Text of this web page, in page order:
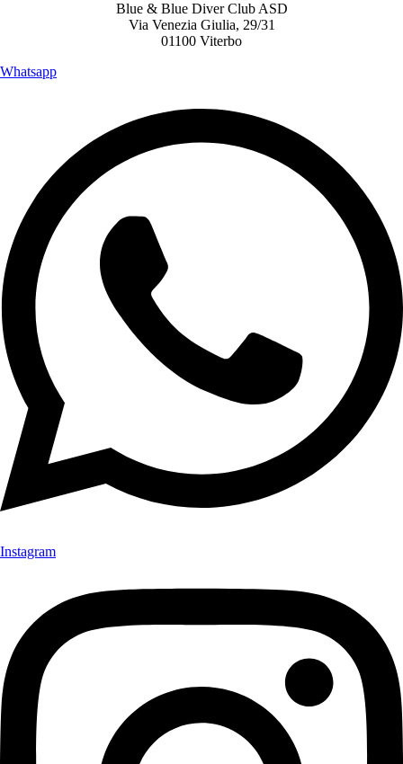
Blue & Blue Diver Club ASD
Via Venezia Giulia, 29/31
01100 Viterbo
Whatsapp
Instagram